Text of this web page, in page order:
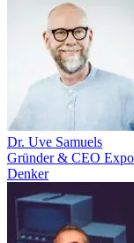
Dr. Uve Samuels
Gründer & CEO
Denker